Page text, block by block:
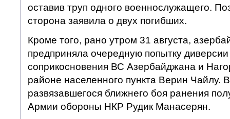
оставив труп одного военнослужащего.
сторона заявила о двух погибших.
Кроме того, рано утром 31 августа,
предприняла очередную попытку
соприкосновения ВС Азербайджана и
районе населенного пункта Верин Чайлу.
развязавшегося ближнего боя ранения
Армии обороны НКР Рудик Манасерян.